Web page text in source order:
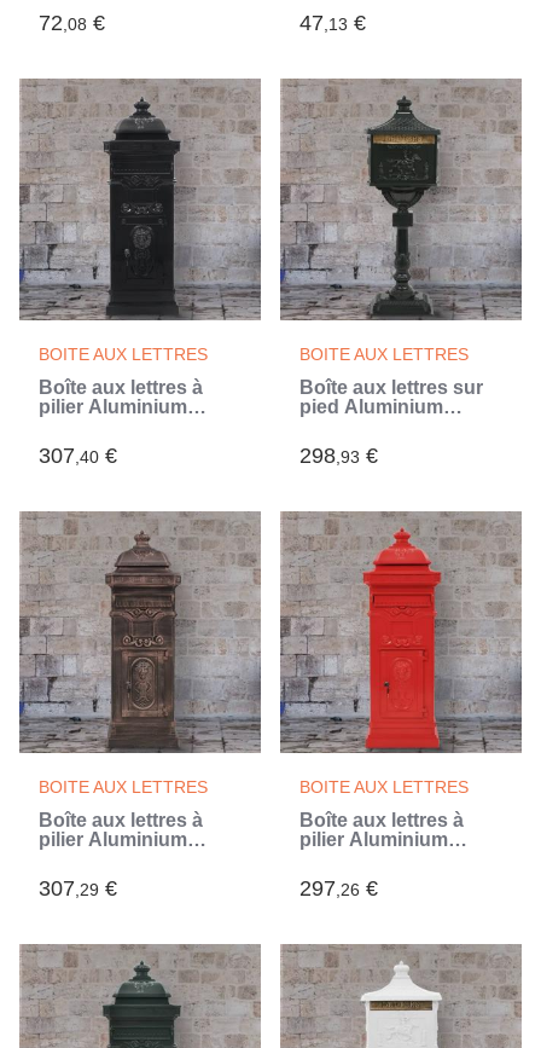
72,08 € 47,13 €
BOITE AUX LETTRES
Boîte aux lettres à
pilier Aluminium
Noir (Noir)
307,40 €
BOITE AUX LETTRES
Boîte aux lettres sur
pied Aluminium
Vert (Vert)
298,93 €
BOITE AUX LETTRES
Boîte aux lettres à
pilier Aluminium
antirouille
307,29 €
BOITE AUX LETTRES
Boîte aux lettres à
pilier Aluminium
Rouge
297,26 €